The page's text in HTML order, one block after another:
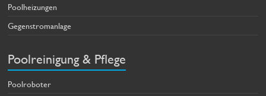
Poolheizungen
Gegenstromanlage
Poolreinigung & Pflege
Poolroboter